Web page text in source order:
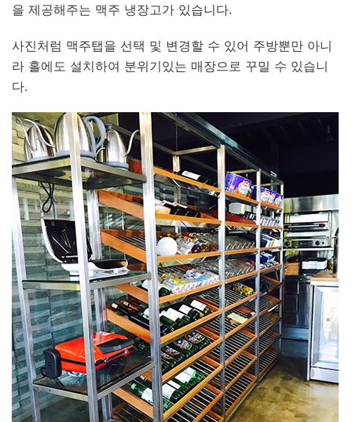
을 제공해주는 맥주 냉장고가 있습니다.
사진처럼 맥주탭을 선택 및 변경할 수 있어 주방뿐만 아니
라 홀에도 설치하여 분위기있는 매장으로 꾸밀 수 있습니
다.